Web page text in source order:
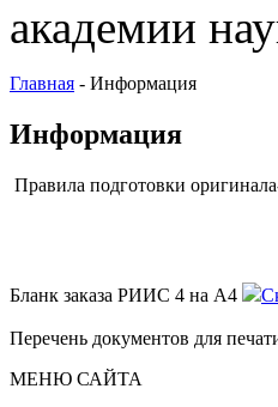
академии
Главная - Информация
Информация
Правила подготовки
Бланк заказа РИИС 4 на А4
Перечень документов для
МЕНЮ САЙТА